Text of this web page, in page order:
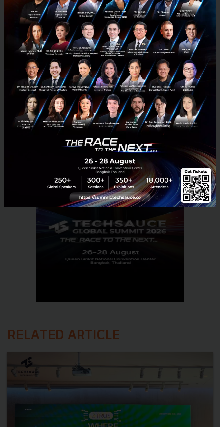
ปลดล็อกให้นักวิจัยกลับมาทำงานวิทยาศาสตร์ได้อย่างเต็ม
ภาคภูมิ และนี่อาจเป็นจุดเปลี่ยนครั้งสำคัญของวงการ Life
Science โลก
ที่มา:Menlo Ventures
Startup Directory AI Phylo BioTech Startup Deep Tech Menlo Ventures
Computational Biology
No comment
RELATED ARTICLE